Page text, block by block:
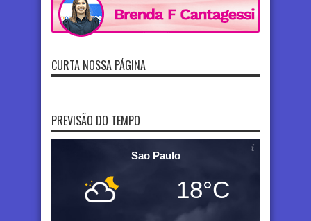
CURTA NOSSA PÁGINA
PREVISÃO DO TEMPO
Sao Paulo
18°C